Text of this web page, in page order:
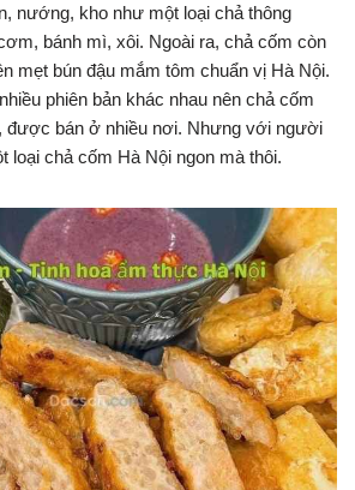
nướng, kho như một loại chả thông
bánh mì, xôi. Ngoài ra, chả cốm còn
mẹt bún đậu mắm tôm chuẩn vị Hà Nội.
phiên bản khác nhau nên chả cốm
, được bán ở nhiều nơi. Nhưng với người
loại chả cốm Hà Nội ngon mà thôi.